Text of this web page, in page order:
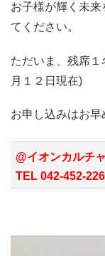
お子様が輝く未
てください。
ただいま、残席１
月１２日現在)
お申し込みはお早
@イオンカルチ
TEL 042-452-